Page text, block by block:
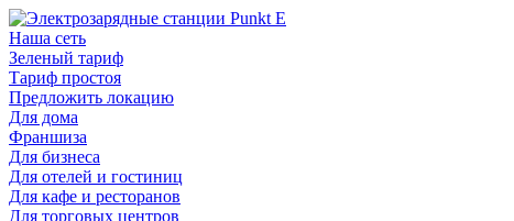
Наша сеть
Зеленый тариф
Тариф простоя
Предложить локацию
Для дома
Франшиза
Для бизнеса
Для отелей и гостиниц
Для кафе и ресторанов
Для торговых центров